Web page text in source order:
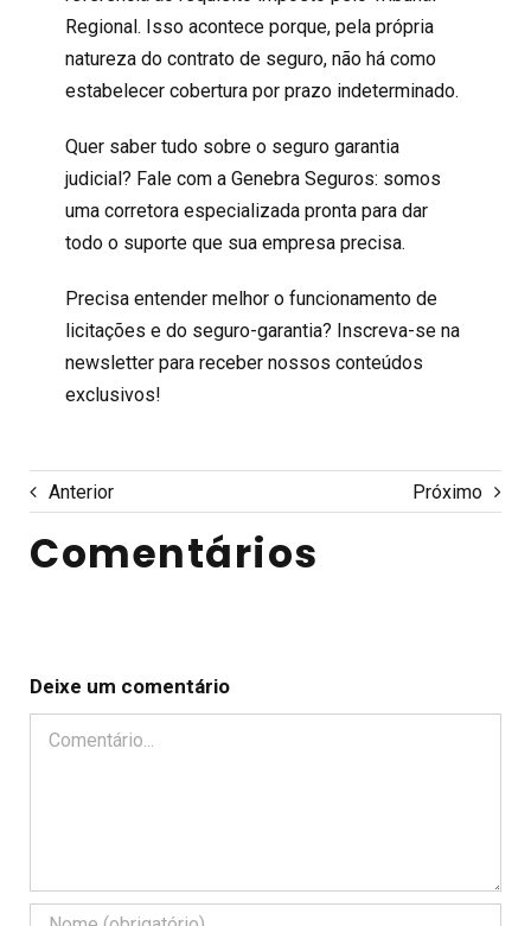
Regional. Isso acontece porque, pela própria
natureza do contrato de seguro, não há como
estabelecer cobertura por prazo indeterminado.
Quer saber tudo sobre o seguro garantia
judicial? Fale com a Genebra Seguros: somos
uma corretora especializada pronta para dar
todo o suporte que sua empresa precisa.
Precisa entender melhor o funcionamento de
licitações e do seguro-garantia? Inscreva-se na
newsletter para receber nossos conteúdos
exclusivos!
Anterior Próximo
Comentários
Deixe um comentário
Comentário